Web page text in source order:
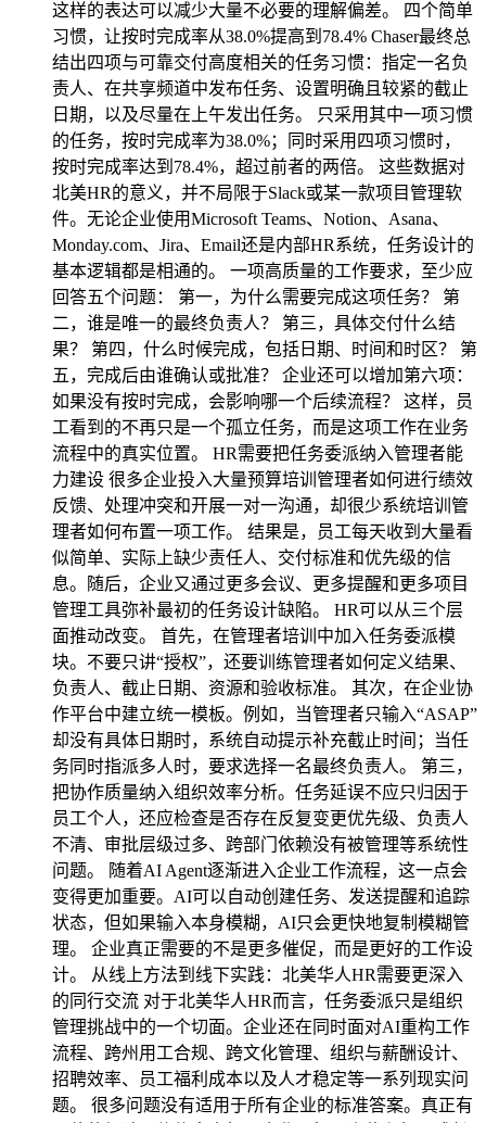
这样的表达可以减少大量不必要的理解偏差。 四个简单
习惯，让按时完成率从38.0%提高到78.4% Chaser最终总
结出四项与可靠交付高度相关的任务习惯：指定一名负
责人、在共享频道中发布任务、设置明确且较紧的截止
日期，以及尽量在上午发出任务。 只采用其中一项习惯
的任务，按时完成率为38.0%；同时采用四项习惯时，
按时完成率达到78.4%，超过前者的两倍。 这些数据对
北美HR的意义，并不局限于Slack或某一款项目管理软
件。无论企业使用Microsoft Teams、Notion、Asana、
Monday.com、Jira、Email还是内部HR系统，任务设计的
基本逻辑都是相通的。 一项高质量的工作要求，至少应
回答五个问题： 第一，为什么需要完成这项任务？ 第
二，谁是唯一的最终负责人？ 第三，具体交付什么结
果？ 第四，什么时候完成，包括日期、时间和时区？ 第
五，完成后由谁确认或批准？ 企业还可以增加第六项：
如果没有按时完成，会影响哪一个后续流程？ 这样，员
工看到的不再只是一个孤立任务，而是这项工作在业务
流程中的真实位置。 HR需要把任务委派纳入管理者能
力建设 很多企业投入大量预算培训管理者如何进行绩效
反馈、处理冲突和开展一对一沟通，却很少系统培训管
理者如何布置一项工作。 结果是，员工每天收到大量看
似简单、实际上缺少责任人、交付标准和优先级的信
息。随后，企业又通过更多会议、更多提醒和更多项目
管理工具弥补最初的任务设计缺陷。 HR可以从三个层
面推动改变。 首先，在管理者培训中加入任务委派模
块。不要只讲“授权”，还要训练管理者如何定义结果、
负责人、截止日期、资源和验收标准。 其次，在企业协
作平台中建立统一模板。例如，当管理者只输入“ASAP”
却没有具体日期时，系统自动提示补充截止时间；当任
务同时指派多人时，要求选择一名最终负责人。 第三，
把协作质量纳入组织效率分析。任务延误不应只归因于
员工个人，还应检查是否存在反复变更优先级、负责人
不清、审批层级过多、跨部门依赖没有被管理等系统性
问题。 随着AI Agent逐渐进入企业工作流程，这一点会
变得更加重要。AI可以自动创建任务、发送提醒和追踪
状态，但如果输入本身模糊，AI只会更快地复制模糊管
理。 企业真正需要的不是更多催促，而是更好的工作设
计。 从线上方法到线下实践：北美华人HR需要更深入
的同行交流 对于北美华人HR而言，任务委派只是组织
管理挑战中的一个切面。企业还在同时面对AI重构工作
流程、跨州用工合规、跨文化管理、组织与薪酬设计、
招聘效率、员工福利成本以及人才稳定等一系列现实问
题。 很多问题没有适用于所有企业的标准答案。真正有